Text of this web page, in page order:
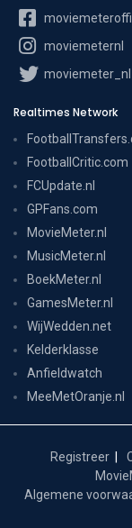
moviemeternl
moviemeter_nl
Realtimes Network
FootballCritic.com
FCUpdate.nl
GPFans.com
MovieMeter.nl
MusicMeter.nl
BoekMeter.nl
GamesMeter.nl
WijWedden.net
Kelderklasse
Anfieldwatch
MeeMetOranje.nl
Registreer
Algemene